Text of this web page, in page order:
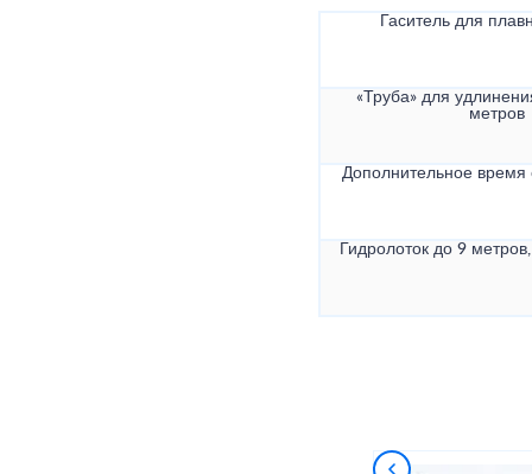
Гаситель для
«Труба» для
метров
Дополнительное
Гидролоток до 9